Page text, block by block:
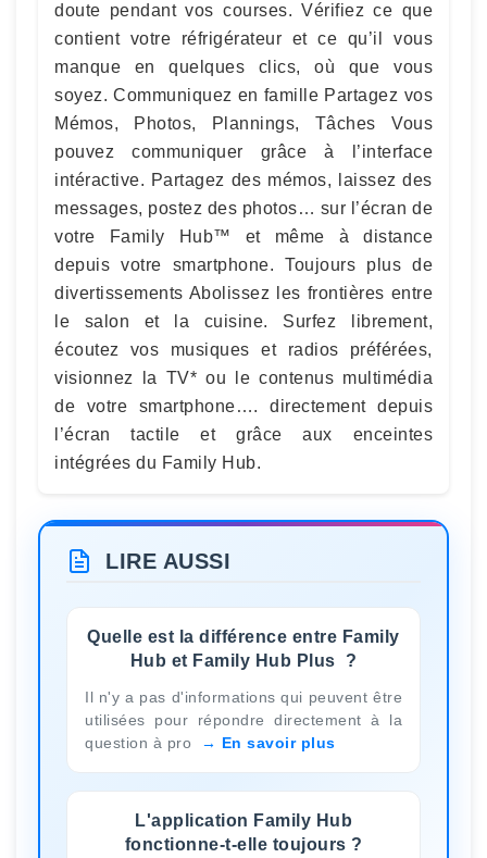
doute pendant vos courses. Vérifiez ce que
contient votre réfrigérateur et ce qu’il vous
manque en quelques clics, où que vous
soyez. Communiquez en famille Partagez vos
Mémos, Photos, Plannings, Tâches Vous
pouvez communiquer grâce à l’interface
intéractive. Partagez des mémos, laissez des
messages, postez des photos… sur l’écran de
votre Family Hub™ et même à distance
depuis votre smartphone. Toujours plus de
divertissements Abolissez les frontières entre
le salon et la cuisine. Surfez librement,
écoutez vos musiques et radios préférées,
visionnez la TV* ou le contenus multimédia
de votre smartphone…. directement depuis
l’écran tactile et grâce aux enceintes
intégrées du Family Hub.
LIRE AUSSI
Quelle est la différence entre Family
Hub et Family Hub Plus ?
Il n'y a pas d'informations qui peuvent être
utilisées pour répondre directement à la
question à pro
En savoir plus
L'application Family Hub
fonctionne-t-elle toujours ?